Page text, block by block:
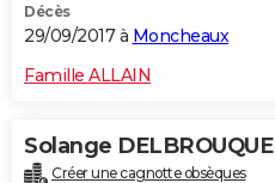
Décès
29/09/2017 à Moncheaux
Famille ALLAIN
Solange DELBROUQUE
Créer une cagnotte obsèques